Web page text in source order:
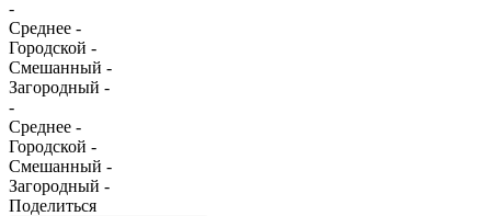
-
Среднее -
Городской -
Смешанный -
Загородный -
-
Среднее -
Городской -
Смешанный -
Загородный -
Поделиться